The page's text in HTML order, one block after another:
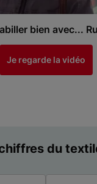
bien avec...
Je regarde la vidéo
du